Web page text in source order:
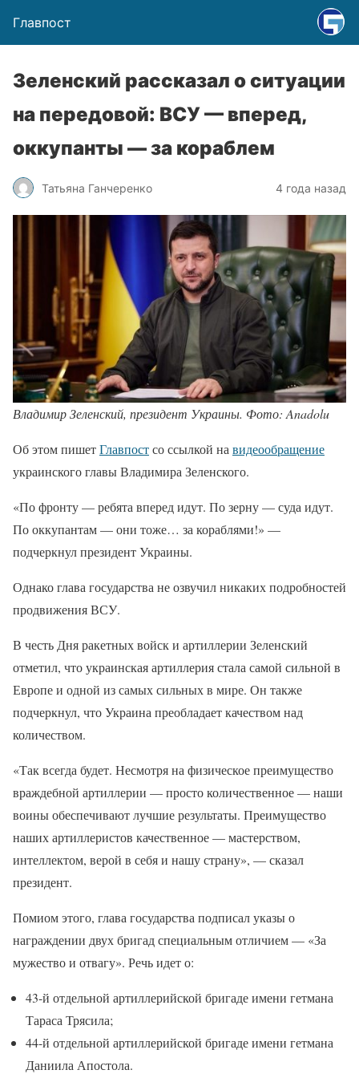
Главпост
Зеленский рассказал о ситуации
на передовой: ВСУ — вперед,
оккупанты — за кораблем
Татьяна Ганчеренко 4 года назад
Владимир Зеленский, президент Украины. Фото: Anadolu
Об этом пишетГлавпостсо ссылкой на видеообращение
украинского главы Владимира Зеленского.
«По фронту — ребята вперед идут. По зерну — суда идут.
По оккупантам — они тоже… за кораблями!» —
подчеркнул президент Украины.
Однако глава государства не озвучил никаких подробностей
продвижения ВСУ.
В честь Дня ракетных войск и артиллерии Зеленский
отметил, что украинская артиллерия стала самой сильной в
Европе и одной из самых сильных в мире. Он также
подчеркнул, что Украина преобладает качеством над
количеством.
«Так всегда будет. Несмотря на физическое преимущество
враждебной артиллерии — просто количественное — наши
воины обеспечивают лучшие результаты. Преимущество
наших артиллеристов качественное — мастерством,
интеллектом, верой в себя и нашу страну», — сказал
президент.
Помиом этого, глава государства подписал указы о
награждении двух бригад специальным отличием — «За
мужество и отвагу». Речь идет о:
43-й отдельной артиллерийской бригаде имени гетмана
Тараса Трясила;
44-й отдельной артиллерийской бригаде имени гетмана
Даниила Апостола.